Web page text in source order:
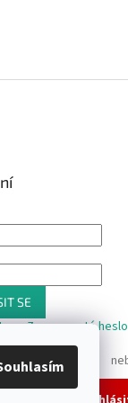
SE
Zapomenuté heslo